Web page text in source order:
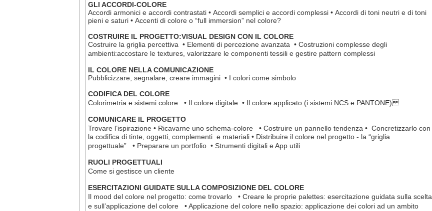
GLI ACCORDI-COLORE
Accordi armonici e accordi contrastati • Accordi semplici e accordi complessi • Accordi di toni neutri e di toni
pieni e saturi • Accenti di colore o “full immersion” nel colore?
COSTRUIRE IL PROGETTO:VISUAL DESIGN CON IL COLORE
Costruire la griglia percettiva • Elementi di percezione avanzata • Costruzioni complesse degli
ambienti:accostare le textures, valorizzare le componenti tessili e gestire pattern complessi
IL COLORE NELLA COMUNICAZIONE
Pubblicizzare, segnalare, creare immagini • I colori come simbolo
CODIFICA DEL COLORE
Colorimetria e sistemi colore • Il colore digitale • Il colore applicato (i sistemi NCS e PANTONE)
COMUNICARE IL PROGETTO
Trovare l’ispirazione • Ricavarne uno schema-colore • Costruire un pannello tendenza • Concretizzarlo con
la codifica di tinte, oggetti, complementi e materiali • Distribuire il colore nel progetto - la “griglia
progettuale” • Preparare un portfolio • Strumenti digitali e App utili
RUOLI PROGETTUALI
Come si gestisce un cliente
ESERCITAZIONI GUIDATE SULLA COMPOSIZIONE DEL COLORE
Il mood del colore nel progetto: come trovarlo • Creare le proprie palettes: esercitazione guidata sulla scelta
e sull’applicazione del colore • Applicazione del colore nello spazio: applicazione dei colori ad un ambito